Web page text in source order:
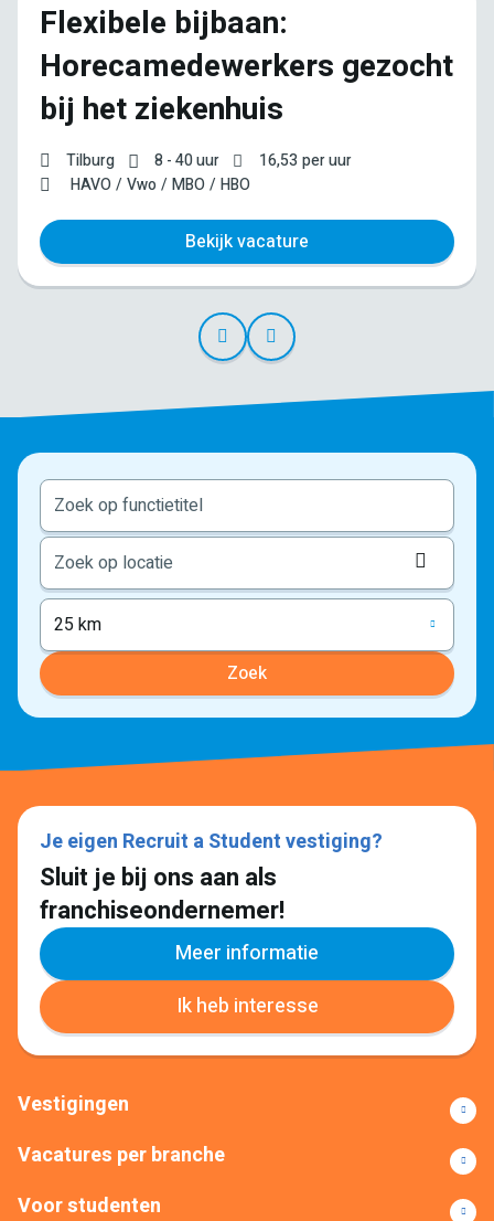
Flexibele bijbaan:
Horecamedewerkers gezocht
bij het ziekenhuis
Tilburg 8 - 40 uur 16,53 per uur
HAVO
Vwo MBO HBO
Bekijk vacature
25 km
Zoek
Je eigen Recruit a Student vestiging?
Sluit je bij ons aan als
franchiseondernemer!
Meer informatie
Ik heb interesse
Vestigingen
Vacatures per branche
Voor studenten